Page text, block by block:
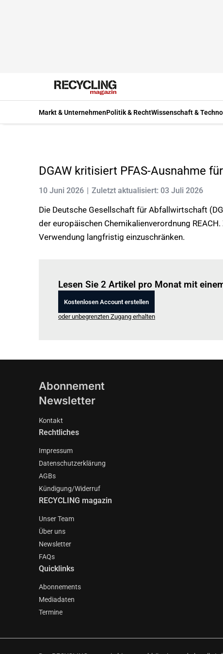
Markt & UnternehmenPolitik & RechtWissenschaft &
DGAW kritisiert PFAS-Ausnahme
10 Juni 2026 Zuletzt aktualisiert: 03 Juli 2026
Die Deutsche Gesellschaft für Abfallwirtschaft
der europäischen Chemikalienverordnung
Verwendung langfristig einzuschränken.
Lesen Sie 2 Artikel pro Monat mit
Kostenlosen Account erstellen
oder unbegrenzten Zugang erhalten
Abonnement
Newsletter
Kontakt
Rechtliches
Impressum
Datenschutzerklärung
AGBs
Kündigung/Widerruf
RECYCLING magazin
Unser Team
Über uns
Newsletter
FAQs
Quicklinks
Abonnements
Mediadaten
Termine